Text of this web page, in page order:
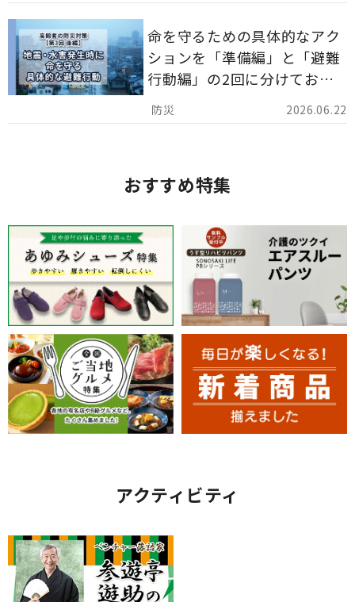
2026.06.22
命を守るための具体的なアク
ションを「準備編」と「避難
行動編」の2回に分けてお届
けしています。
おすすめ特集
アクティビティ